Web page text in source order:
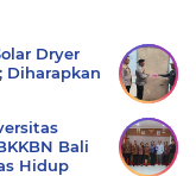
Dryer
Diharapkan
Bali
Hidup